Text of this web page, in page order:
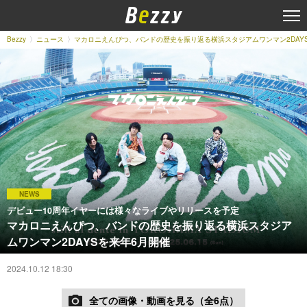
Bezzy ニュース マカロニえんぴつ、バンドの歴史を振り返る横浜スタジアムワンマン
NEWS
デビュー10周年イヤーには様々なライブやリリースを予定
マカロニえんぴつ、バンドの歴史を振り返る横浜スタジア
ムワンマン2DAYSを来年6月開催
2024.10.12 18:30
全ての画像・動画を見る（全6点）